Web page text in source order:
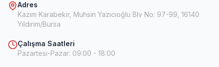
Adres
Kazım Karabekir, Muhsin Yazıcıoğlu Blv No: 97-99, 16140
Yıldırım/Bursa
Çalışma Saatleri
Pazartesi-Pazar: 09:00 - 18:00